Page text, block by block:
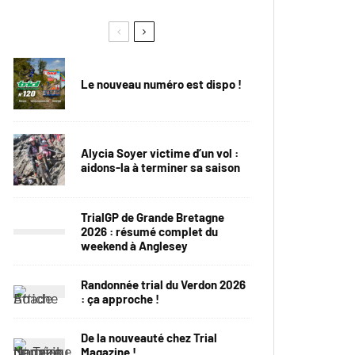
Le nouveau numéro est dispo !
Alycia Soyer victime d’un vol :
aidons-la à terminer sa saison
TrialGP de Grande Bretagne
2026 : résumé complet du
weekend à Anglesey
Randonnée trial du Verdon 2026
: ça approche !
De la nouveauté chez Trial
Magazine !